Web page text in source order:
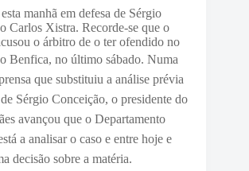
manhã em defesa de Sérgio
Carlos Xistra. Recorde-se que o
o árbitro de o ter ofendido no
Benfica, no último sábado. Numa
que substituiu a análise prévia
Sérgio Conceição, o presidente do
avançou que o Departamento
a analisar o caso e entre hoje e
decisão sobre a matéria.